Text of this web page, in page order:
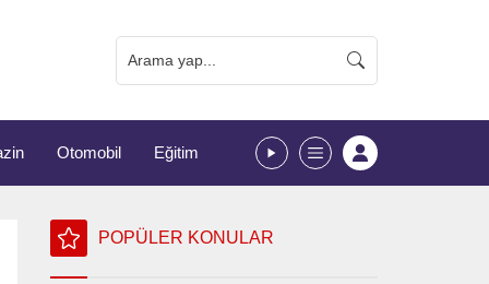
Otomobil Eğitim
POPÜLER KONULAR